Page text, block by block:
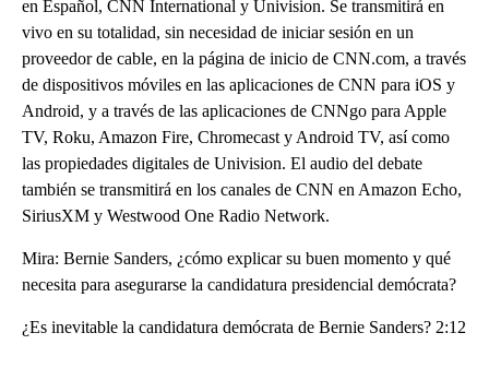
en Español, CNN International y Univision. Se transmitirá en
vivo en su totalidad, sin necesidad de iniciar sesión en un
proveedor de cable, en la página de inicio de CNN.com, a través
de dispositivos móviles en las aplicaciones de CNN para iOS y
Android, y a través de las aplicaciones de CNNgo para Apple
TV, Roku, Amazon Fire, Chromecast y Android TV, así como
las propiedades digitales de Univision. El audio del debate
también se transmitirá en los canales de CNN en Amazon Echo,
SiriusXM y Westwood One Radio Network.
Mira: Bernie Sanders, ¿cómo explicar su buen momento y qué
necesita para asegurarse la candidatura presidencial demócrata?
¿Es inevitable la candidatura demócrata de Bernie Sanders? 2:12